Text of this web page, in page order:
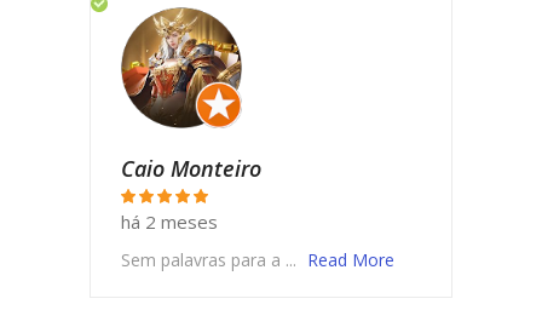
Caio Monteiro
há 2 meses
Sem palavras para a ... Read More